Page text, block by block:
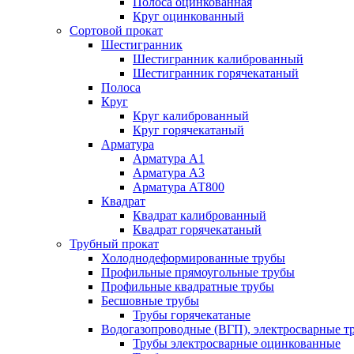
Круг оцинкованный
Сортовой прокат
Шестигранник
Шестигранник калиброванный
Шестигранник горячекатаный
Полоса
Круг
Круг калиброванный
Круг горячекатаный
Арматура
Арматура А1
Арматура А3
Арматура АТ800
Квадрат
Квадрат калиброванный
Квадрат горячекатаный
Трубный прокат
Холоднодеформированные трубы
Профильные прямоугольные трубы
Профильные квадратные трубы
Бесшовные трубы
Трубы горячекатаные
Водогазопроводные (ВГП), электросварные
Трубы электросварные оцинкованные